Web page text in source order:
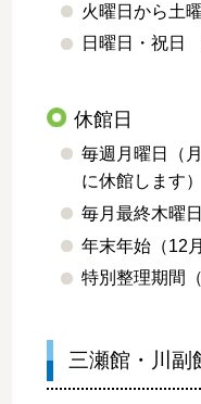
火曜日から土
日曜日・祝日
休館日
毎週月曜日（
に休館します）
毎月最終木曜
年末年始（12
特別整理期間
三瀬館・川副